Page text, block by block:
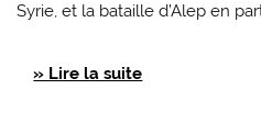
Syrie, et la bataille d’Alep en
» Lire la suite